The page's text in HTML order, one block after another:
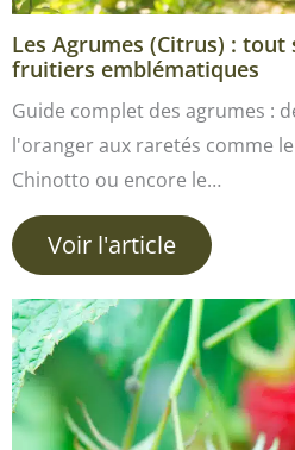
Les Agrumes (Citrus) :
fruitiers emblématiques
Guide complet des agrumes :
l'oranger aux raretés comme
Chinotto ou encore le…
Voir l'article